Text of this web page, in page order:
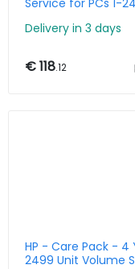
Service for PCs 1-
Delivery in 3 days
€ 118.12
HP - Care Pack - 4
2499 Unit Volume